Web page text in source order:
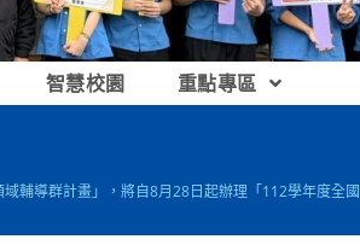
智慧校園 重點專區
輔導群計畫」，將自8月28日起辦理「112學年度